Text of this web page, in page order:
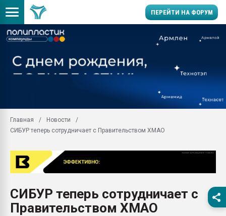
ПЕРЕЙТИ НА ФОРУМ
Вакуум-формовочные
ближайшее
28.07.2026
бутылок
Материал поверхности
вакуумного
Главная
Новости
СИБУР теперь сотрудничает с Правительством ХМАО
СИБУР теперь сотрудничает с
Правительством ХМАО